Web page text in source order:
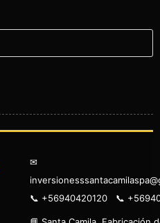
✉
📞 +56940420120 📞